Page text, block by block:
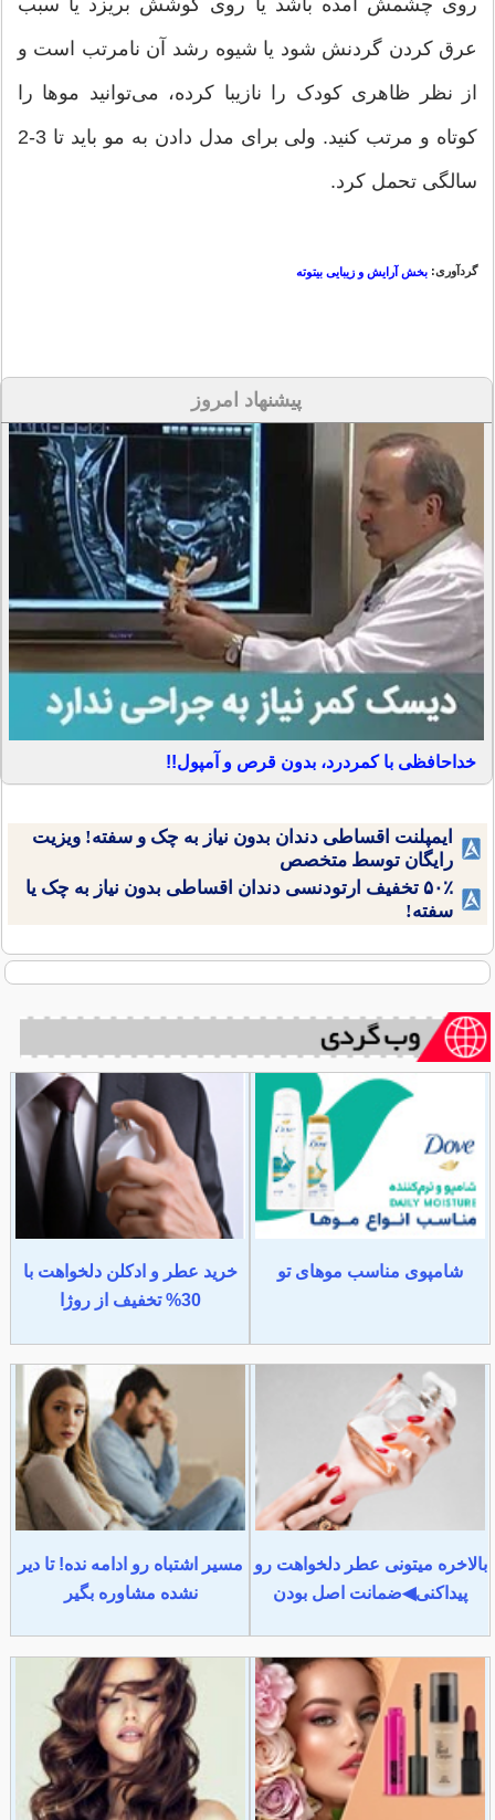
عرق کردن گردنش شود یا شیوه رشد آن نامرتب است و
از نظر ظاهری کودک را نازیبا کرده، می‌توانید موها را
کوتاه و مرتب کنید. ولی برای مدل دادن به مو باید تا 3-2
سالگی تحمل کرد.
گردآوری: بخش آرایش و زیبایی بیتوته
پیشنهاد امروز
خداحافظی با کمردرد، بدون قرص و آمپول!!
ایمپلنت اقساطی دندان بدون نیاز به چک و سفته! ویزیت
رایگان توسط متخصص
۵۰٪ تخفیف ارتودنسی دندان اقساطی بدون نیاز به چک یا
سفته!
شامپوی مناسب موهای تو
خرید عطر و ادکلن دلخواهت با
30% تخفیف از روژا
بالاخره میتونی عطر دلخواهت رو
پیداکنی◀ضمانت اصل بودن
مسیر اشتباه رو ادامه نده! تا دیر
نشده مشاوره بگیر